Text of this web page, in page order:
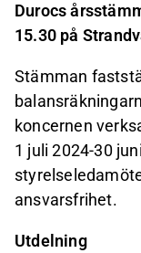
Durocs
15.30 på
Stämman
koncernen
1 juli 2024-30
ansvarsfrihet.
Utdelning